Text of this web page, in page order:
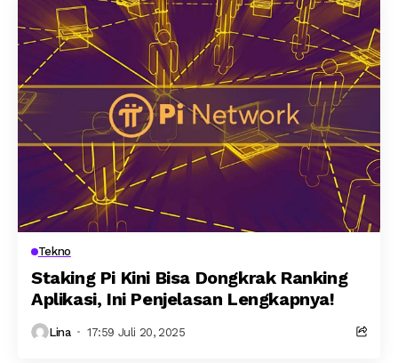
Tekno
Staking Pi Kini Bisa Dongkrak Ranking
Aplikasi, Ini Penjelasan Lengkapnya!
Lina 17:59 Juli 20, 2025